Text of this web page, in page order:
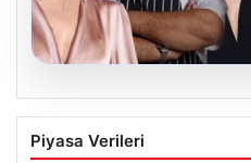
06.08.2026
MASAK’tan Ahbap
Hangi ünlü ne kadar
Piyasa Verileri